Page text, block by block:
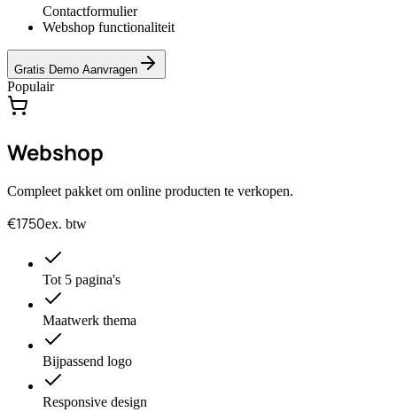
Contactformulier
Webshop functionaliteit
Gratis Demo Aanvragen
Populair
Webshop
Compleet pakket om online producten te verkopen.
€1750ex. btw
Tot 5 pagina's
Maatwerk thema
Bijpassend logo
Responsive design